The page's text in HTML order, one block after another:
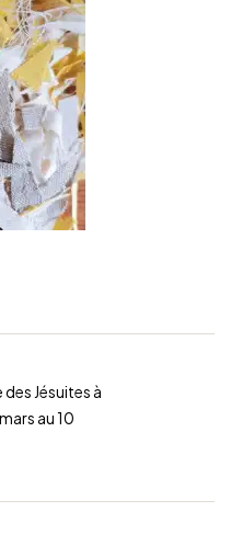
Jésuites à
au 10